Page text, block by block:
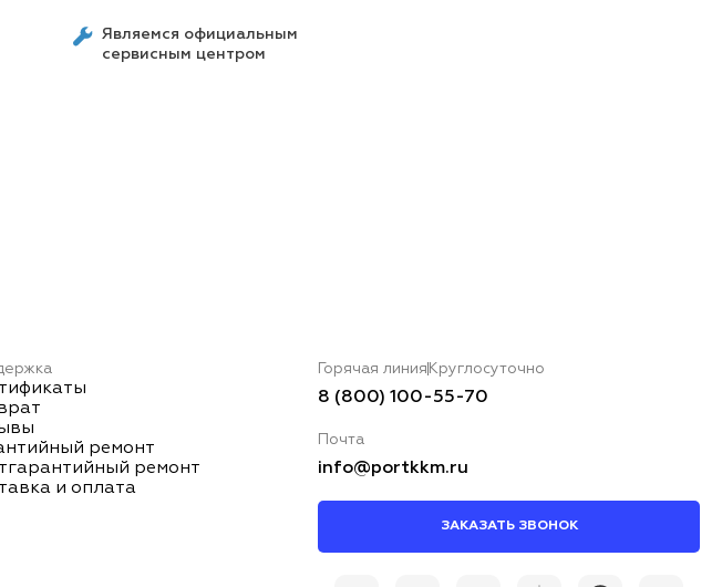
Являемся официальным
сервисным центром
ремонт
ремонт
и оплата
Горячая линия Круглосуточно
8 (800) 100-55-70
Почта
info@portkkm.ru
ЗАКАЗАТЬ ЗВОНОК